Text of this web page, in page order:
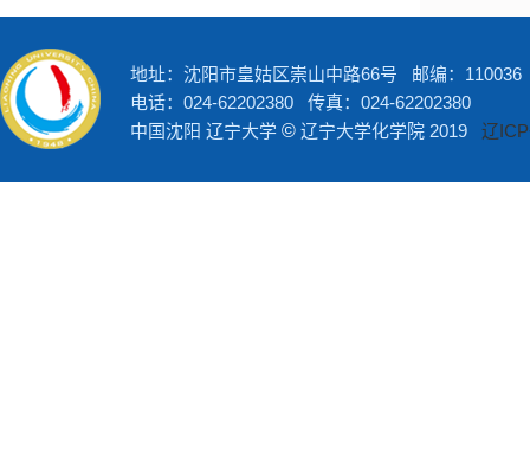
地址：沈阳市皇姑区崇山中路66号 邮编：110036
电话：024-62202380 传真：024-62202380
中国沈阳 辽宁大学 © 辽宁大学化学院 2019 辽